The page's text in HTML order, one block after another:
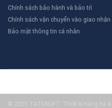
Chính sách bảo hành và bảo trì
Chính sách vận chuyển vào giao nhận
Bảo mật thông tin cá nhân
© 2025 TATEKLIFT: Thiết bị nâng hạ